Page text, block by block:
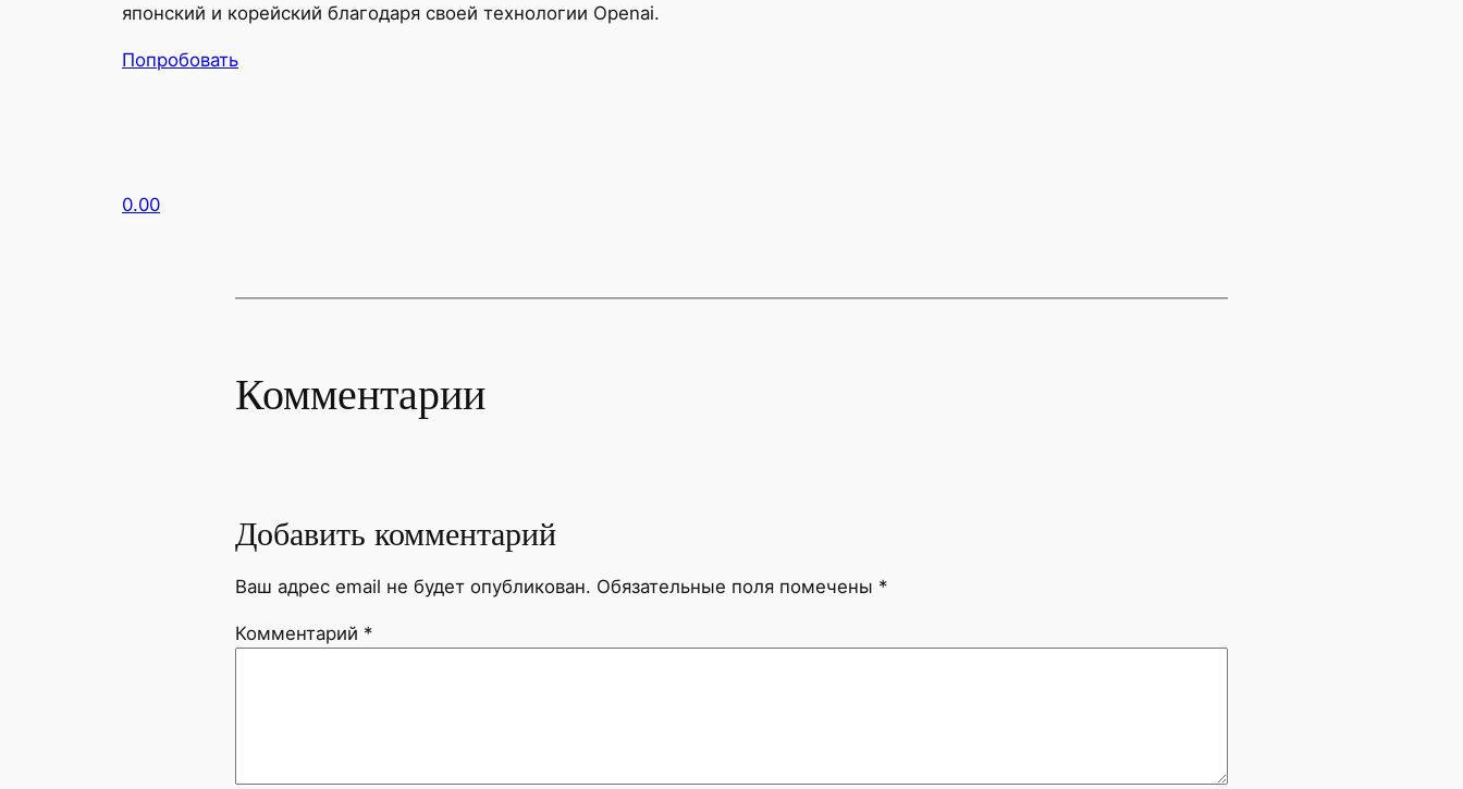
японский и корейский благодаря своей технологии Openai.
Попробовать
0.00
Комментарии
Добавить комментарий
Ваш адрес email не будет опубликован. Обязательные поля помечены *
Комментарий *